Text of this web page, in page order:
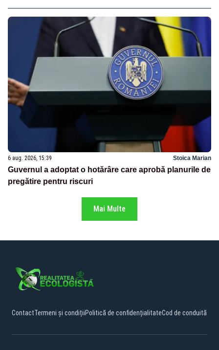
6 aug. 2026, 15:39 Stoica Marian
Guvernul a adoptat o hotărâre care aprobă planurile de
pregătire pentru riscuri
Mai Multe
ContactTermeni și condițiiPolitică de confidențialitateCod de conduită